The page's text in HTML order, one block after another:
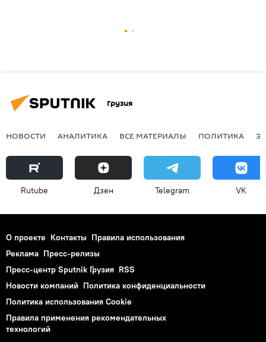
Грузия
НОВОСТИ АНАЛИТИКА ВСЕ МАТЕРИАЛЫ ПОЛИТИКА
Rutube Дзен Telegram VK
О проекте Контакты Правила использования
Реклама Пресс-релизы
Пресс-центр Sputnik Грузия RSS
Новости компаний Политика конфиденциальности
Политика использования Cookie
Правила применения рекомендательных
технологий